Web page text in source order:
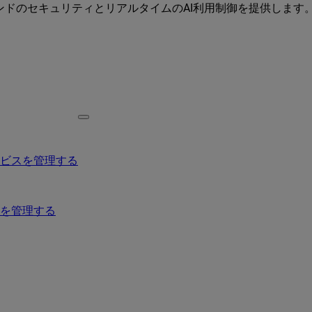
のセキュリティとリアルタイムのAI利用制御を提供します。
スを管理する
管理する